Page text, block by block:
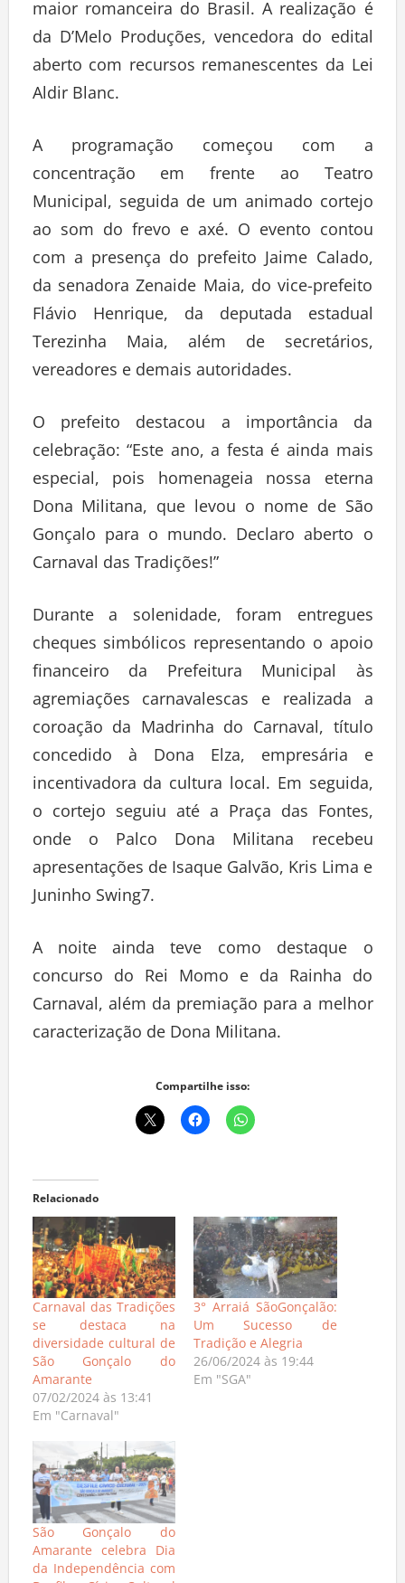
maior romanceira do Brasil. A realização é
da D’Melo Produções, vencedora do edital
aberto com recursos remanescentes da Lei
Aldir Blanc.
A programação começou com a
concentração em frente ao Teatro
Municipal, seguida de um animado cortejo
ao som do frevo e axé. O evento contou
com a presença do prefeito Jaime Calado,
da senadora Zenaide Maia, do vice-prefeito
Flávio Henrique, da deputada estadual
Terezinha Maia, além de secretários,
vereadores e demais autoridades.
O prefeito destacou a importância da
celebração: “Este ano, a festa é ainda mais
especial, pois homenageia nossa eterna
Dona Militana, que levou o nome de São
Gonçalo para o mundo. Declaro aberto o
Carnaval das Tradições!”
Durante a solenidade, foram entregues
cheques simbólicos representando o apoio
financeiro da Prefeitura Municipal às
agremiações carnavalescas e realizada a
coroação da Madrinha do Carnaval, título
concedido à Dona Elza, empresária e
incentivadora da cultura local. Em seguida,
o cortejo seguiu até a Praça das Fontes,
onde o Palco Dona Militana recebeu
apresentações de Isaque Galvão, Kris Lima e
Juninho Swing7.
A noite ainda teve como destaque o
concurso do Rei Momo e da Rainha do
Carnaval, além da premiação para a melhor
caracterização de Dona Militana.
Compartilhe isso:
Relacionado
Carnaval das Tradições
se destaca na
diversidade cultural de
São Gonçalo do
Amarante
07/02/2024 às 13:41
Em "Carnaval"
3° Arraiá SãoGonçalão:
Um Sucesso de
Tradição e Alegria
26/06/2024 às 19:44
Em "SGA"
São Gonçalo do
Amarante celebra Dia
da Independência com